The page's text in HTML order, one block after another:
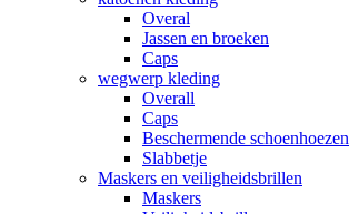
Overal
Jassen en broeken
Caps
wegwerp kleding
Overall
Caps
Beschermende schoenhoezen
Slabbetje
Maskers en veiligheidsbrillen
Maskers